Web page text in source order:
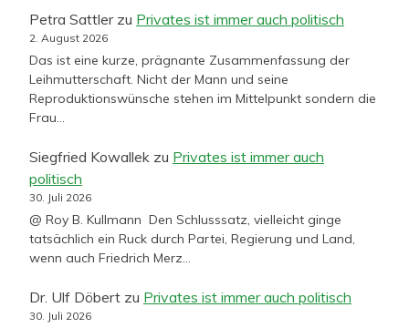
Petra Sattlerzu Privates ist immer auch politisch
2. August 2026
Das ist eine kurze, prägnante Zusammenfassung der
Leihmutterschaft. Nicht der Mann und seine
Reproduktionswünsche stehen im Mittelpunkt sondern die
Frau…
Siegfried Kowallek zu Privates ist immer auch
politisch
30. Juli 2026
@ Roy B. Kullmann Den Schlusssatz, vielleicht ginge
tatsächlich ein Ruck durch Partei, Regierung und Land,
wenn auch Friedrich Merz…
Dr. Ulf Döbert zu Privates ist immer auch politisch
30. Juli 2026